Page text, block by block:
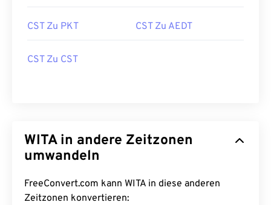
CST Zu PKT CST Zu AEDT
CST Zu CST
WITA in andere Zeitzonen
umwandeln
FreeConvert.com kann WITA in diese anderen
Zeitzonen konvertieren: